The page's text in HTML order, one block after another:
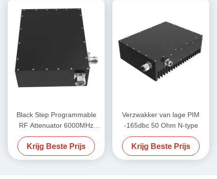
Black Step Programmable
RF Attenuator 6000MHz
-155dbc 50W
Krijg Beste Prijs
Verzwakker van lage PIM
-165dbc 50 Ohm N-type
Krijg Beste Prijs